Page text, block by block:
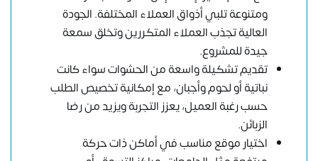
ومتنوعة تلبي أذواق العملاء المختلفة. الجودة
العالية تجذب العملاء المتكررين وتخلق سمعة
جيدة للمشروع.
تقديم تشكيلة واسعة من الحشوات سواء كانت
نباتية أو لحوم وأجبان، مع إمكانية تخصيص الطلب
حسب رغبة العميل، يعزز التجربة ويزيد من رضا
الزبائن.
اختيار موقع مناسب في أماكن ذات حركة